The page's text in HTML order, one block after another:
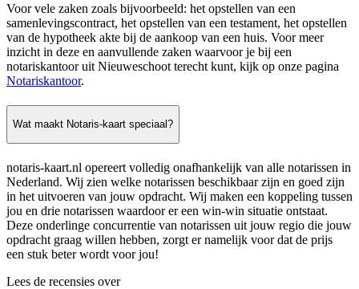
Voor vele zaken zoals bijvoorbeeld: het opstellen van een
samenlevingscontract, het opstellen van een testament, het opstellen
van de hypotheek akte bij de aankoop van een huis. Voor meer
inzicht in deze en aanvullende zaken waarvoor je bij een
notariskantoor uit Nieuweschoot terecht kunt, kijk op onze pagina
Notariskantoor.
Wat maakt Notaris-kaart speciaal?
notaris-kaart.nl opereert volledig onafhankelijk van alle notarissen in
Nederland. Wij zien welke notarissen beschikbaar zijn en goed zijn
in het uitvoeren van jouw opdracht. Wij maken een koppeling tussen
jou en drie notarissen waardoor er een win-win situatie ontstaat.
Deze onderlinge concurrentie van notarissen uit jouw regio die jouw
opdracht graag willen hebben, zorgt er namelijk voor dat de prijs
een stuk beter wordt voor jou!
Lees de recensies over